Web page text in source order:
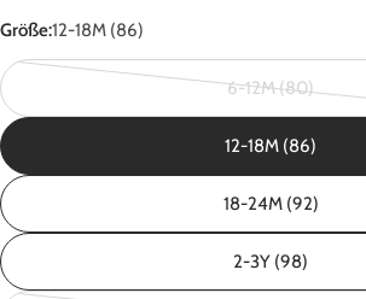
Größe:12-18M (86)
6-12M (80)
Variante
oder
verfügbar
12-18M (86)
18-24M (92)
2-3Y (98)